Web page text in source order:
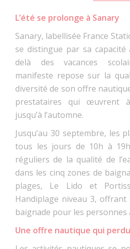
L’été se prolonge à Sanary
Sanary, labellisée France
se distingue par sa
delà des vacances
manifeste repose sur la
diversité de son offre
prestataires qui œuvrent
jusqu’à l’automne.
Jusqu’au 30 septembre, les
tous les jours de 10h à
réguliers de la qualité de
dans les cinq zones de
plages, Le Lido et
Handiplage niveau 3, offrant
baignade pour les
Une offre nautique qui